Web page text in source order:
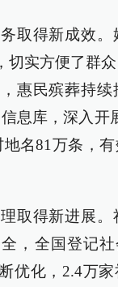
取得新成效。
切实方便了群
惠民殡葬持续
息库，深入开
名81万条，
取得新进展。
，全国登记
优化，2.4万